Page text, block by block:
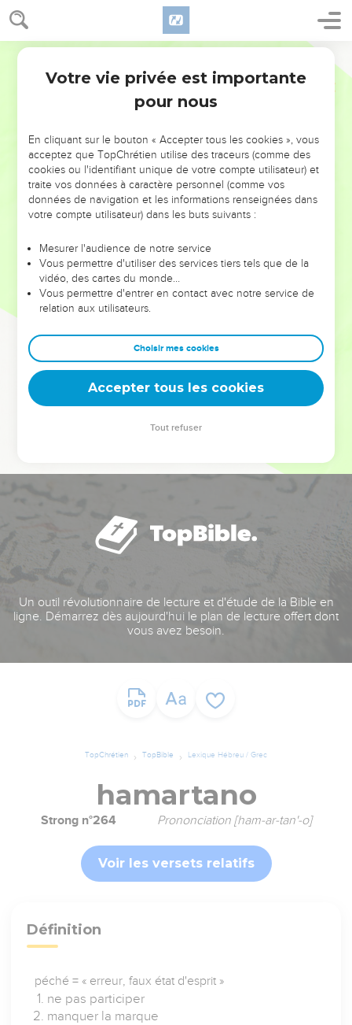
NE MANQUEZ PAS L’ÉVÉNEMENT
DE L’ANNÉE !
ET SI LEURS ERREURS POUVAIENT VOUS ÉVITER LES
VOTRES ?
leur foi ou leur vision. Mais on voit moins les doutes, les erreurs
et les saisons difficiles qu'ils ont traversés, alors même que ce
sont elles qui les ont façonnés.
Dans cette conférence, leaders, entrepreneurs, et responsables
clés pour avancer avec plus de sagesse afin que leurs erreurs
deviennent vos tremplins. Que vous guidiez un ministère, une
équipe, un groupe ou une famille, leur expérience est faite
Un outil révolutionnaire de lecture et d'étude de la Bible en
ligne. Démarrez dès aujourd'hui le plan de lecture offert dont
vous avez besoin.
TopChrétien TopBible Lexique Hébreu / Grec
hamartano
Strong n°264 Prononciation [ham-ar-tan'-o]
Voir les versets relatifs
Définition
péché = « erreur, faux état d'esprit »
ne pas participer
manquer la marque
Votre vie privée est importante
pour nous
En cliquant sur le bouton « Accepter tous les cookies », vous
acceptez que TopChrétien utilise des traceurs (comme des
cookies ou l'identifiant unique de votre compte utilisateur) et
traite vos données à caractère personnel (comme vos
données de navigation et les informations renseignées dans
votre compte utilisateur) dans les buts suivants :
Mesurer l'audience de notre service
Vous permettre d'utiliser des services tiers tels que de la
vidéo, des cartes du monde…
Vous permettre d'entrer en contact avec notre service de
relation aux utilisateurs.
Choisir mes cookies
Accepter tous les cookies
Tout refuser